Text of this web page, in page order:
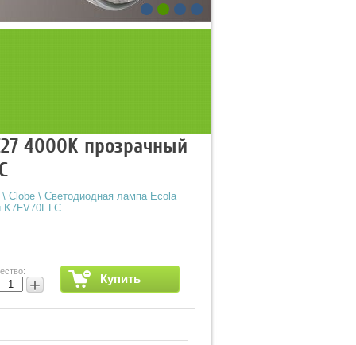
4000K прозрачный
\ Clobe \ Светодиодная лампа Ecola
K7FV70ELC
+ Купить